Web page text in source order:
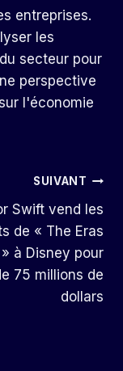
entreprises.
les
secteur pour
perspective
l'économie
SUIVANT
Swift vend les
de « The Eras
à Disney pour
75 millions de
dollars